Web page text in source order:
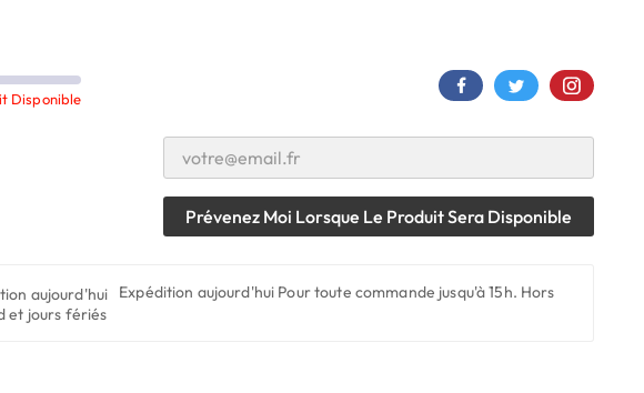
Disponible
Prévenez Moi Lorsque Le Produit Sera Disponible
Expédition aujourd'hui Pour toute commande jusqu'à 15h. Hors
et jours fériés